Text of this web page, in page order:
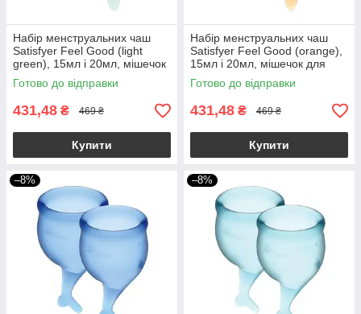
Набір менструальних чаш
Satisfyer Feel Good (light
green), 15мл і 20мл, мішечок
для зберігання
Готово до відправки
431,48 ₴ 469 ₴
Купити
Набір менструальних чаш
Satisfyer Feel Good (orange),
15мл і 20мл, мішечок для
зберігання
Готово до відправки
431,48 ₴ 469 ₴
Купити
–8% –8%